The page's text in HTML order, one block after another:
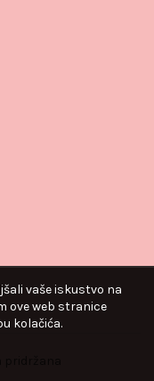
pridržana
vaše iskustvo na
ove web stranice
kolačića.